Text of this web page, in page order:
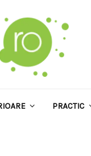
PRACTIC